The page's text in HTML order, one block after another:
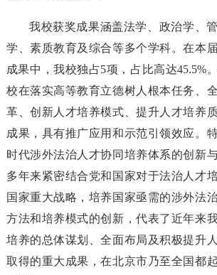
我校获奖成果涵盖法学、政治学、
学、素质教育及综合等多个学科。在本
成果中，我校独占5项，占比高达45.5%
校在落实高等教育立德树人根本任务、
革、创新人才培养模式、提升人才培养
成果，具有推广应用和示范引领效应。
时代涉外法治人才协同培养体系的创新
多年来紧密结合党和国家对于法治人才
国家重大战略，培养国家亟需的涉外法
方法和培养模式的创新，代表了近年来
培养的总体谋划、全面布局及积极提升
取得的重大成果，在北京市乃至全国都